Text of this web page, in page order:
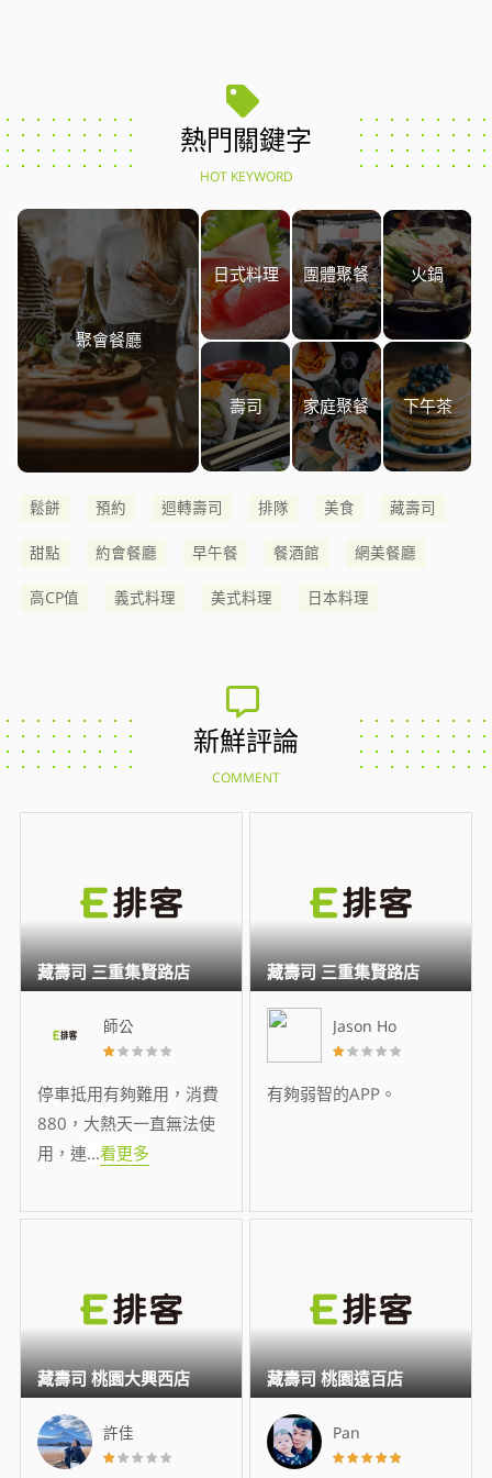
熱門關鍵字
HOT KEYWORD
聚會餐廳
日式料理 團體聚餐 火鍋
壽司 家庭聚餐 下午茶
鬆餅 預約 迴轉壽司 排隊 美食 藏壽司
甜點 約會餐廳 早午餐 餐酒館 網美餐廳
高CP值 義式料理 美式料理 日本料理
新鮮評論
COMMENT
師公
停車抵用有夠難用，消費
880，大熱天一直無法使
用，連...看更多
藏壽司 三重集賢路店
Jason Ho
有夠弱智的APP。
藏壽司 三重集賢路店
許佳
藏壽司 桃園大興西店
Pan
藏壽司 桃園遠百店